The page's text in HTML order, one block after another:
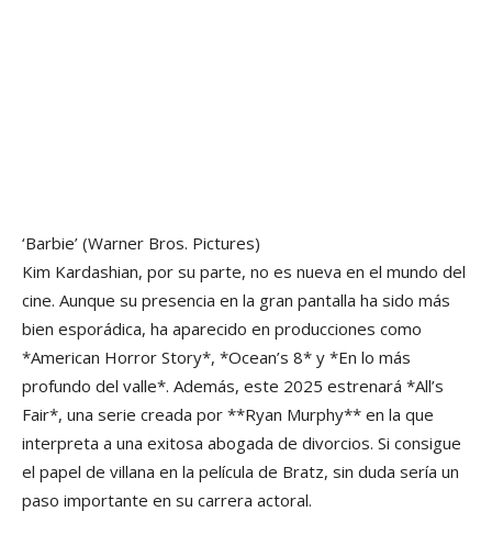
‘Barbie’ (Warner Bros. Pictures)
Kim Kardashian, por su parte, no es nueva en el mundo del
cine. Aunque su presencia en la gran pantalla ha sido más
bien esporádica, ha aparecido en producciones como
*American Horror Story*, *Ocean’s 8* y *En lo más
profundo del valle*. Además, este 2025 estrenará *All’s
Fair*, una serie creada por **Ryan Murphy** en la que
interpreta a una exitosa abogada de divorcios. Si consigue
el papel de villana en la película de Bratz, sin duda sería un
paso importante en su carrera actoral.